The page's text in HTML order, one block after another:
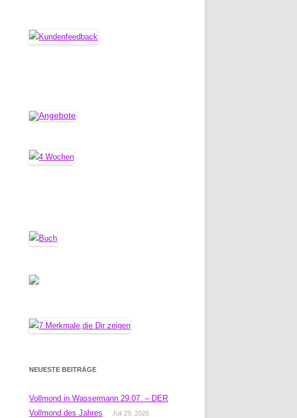
NEUESTE BEITRÄGE
Vollmond in Wassermann 29.07. – DER
Vollmond des Jahres
Juli 29, 2026